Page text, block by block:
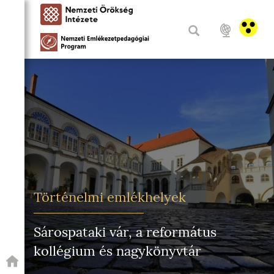
Történelmi emlékhelyek
Sárospataki vár, a református
kollégium és nagykönyvtár